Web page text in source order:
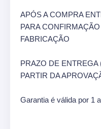
APÓS A COMPRA
PARA
FABRICAÇÃO
PRAZO DE ENTREGA
PARTIR DA
Garantia é válida por 1